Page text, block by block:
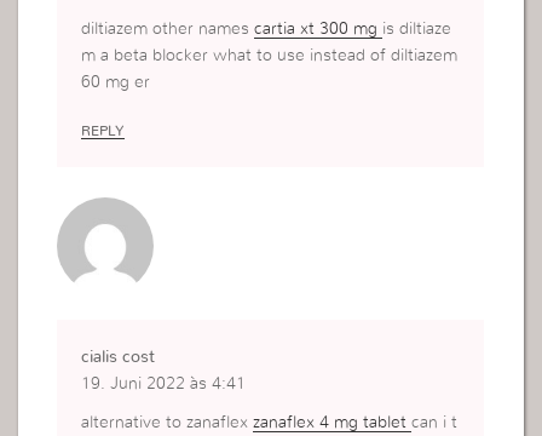
diltiazem other namescartia xt 300 mg is diltiaze
m a beta blocker what to use instead of diltiazem
60 mg er
REPLY
cialis cost
19. Juni 2022 às 4:41
alternative to zanaflexzanaflex 4 mg tabletcan i t